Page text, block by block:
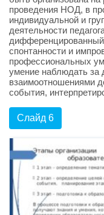
проведения НОД, в
индивидуальной и
деятельности
спонтанности и
профессиональных
умение наблюдать за
взаимоотношениями
события,
Слайд 6